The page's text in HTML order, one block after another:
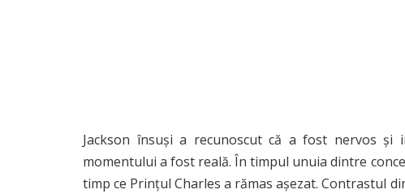
Jackson însuși a recunoscut că a fost nervos
momentului a fost reală. În timpul unuia dintre
timp ce Prințul Charles a rămas așezat. Contrastul